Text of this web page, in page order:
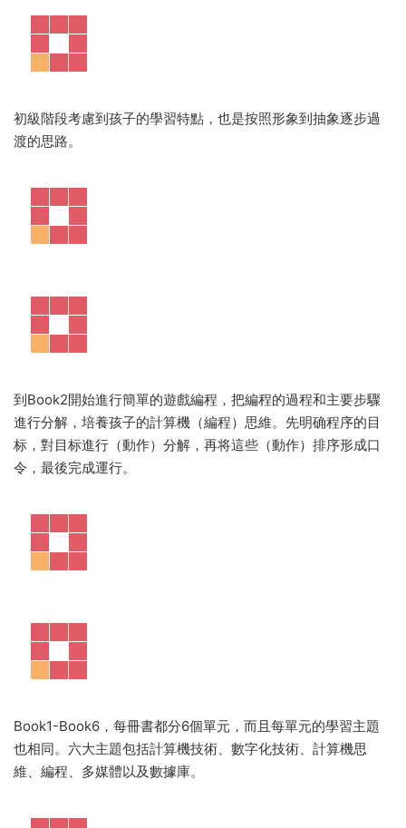
初級階段考慮到孩子的學習特點，也是按照形象到抽象逐步過
渡的思路。
到Book2開始進行簡單的遊戲編程，把編程的過程和主要步驟
進行分解，培養孩子的計算機（編程）思維。先明确程序的目
标，對目标進行（動作）分解，再将這些（動作）排序形成口
令，最後完成運行。
Book1-Book6，每冊書都分6個單元，而且每單元的學習主題
也相同。六大主題包括計算機技術、數字化技術、計算機思
維、編程、多媒體以及數據庫。